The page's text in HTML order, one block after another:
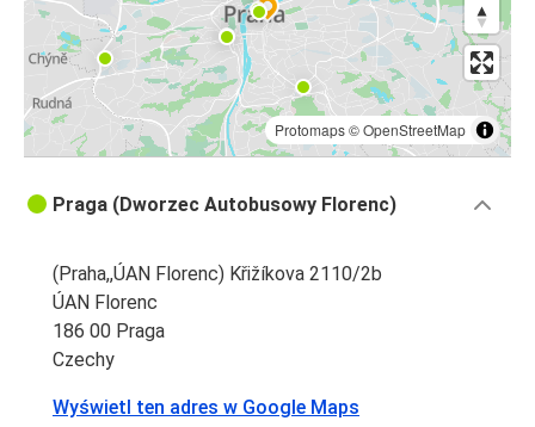
Protomaps©OpenStreetMap
Praga (Dworzec Autobusowy Florenc)
(Praha,,ÚAN Florenc) Křižíkova 2110/2b
ÚAN Florenc
186 00 Praga
Czechy
Wyświetl ten adres w Google Maps